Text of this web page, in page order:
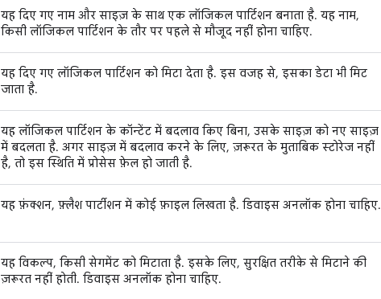
यह दिए गए नाम और साइज़ के साथ एक लॉजिकल पार्टिशन बनाता है. यह नाम,
किसी लॉजिकल पार्टिशन के तौर पर पहले से मौजूद नहीं होना चाहिए.
यह दिए गए लॉजिकल पार्टिशन को मिटा देता है. इस वजह से, इसका डेटा भी मिट
जाता है.
यह लॉजिकल पार्टिशन के कॉन्टेंट में बदलाव किए बिना, उसके साइज़ को नए साइज़
में बदलता है. अगर साइज़ में बदलाव करने के लिए, ज़रूरत के मुताबिक स्टोरेज नहीं
है, तो इस स्थिति में प्रोसेस फ़ेल हो जाती है.
यह फ़ंक्शन, फ़्लैश पार्टीशन में कोई फ़ाइल लिखता है. डिवाइस अनलॉक होना चाहिए.
यह विकल्प, किसी सेगमेंट को मिटाता है. इसके लिए, सुरक्षित तरीके से मिटाने की
ज़रूरत नहीं होती. डिवाइस अनलॉक होना चाहिए.